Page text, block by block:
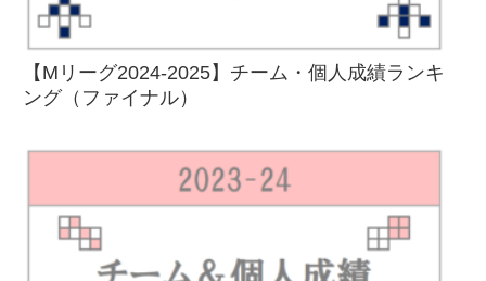
【Mリーグ2024-2025】チーム・個人成績ランキ
ング（ファイナル）